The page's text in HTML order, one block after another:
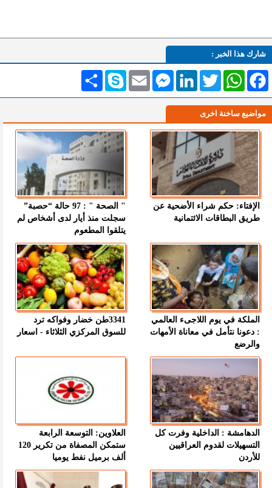
شارك هذا الخبر :
انشر Skype Email
MessengerLinkedInTwitterWhatsAppFacebook
مواضيع ساخنة اخرى
الإفتاء: حكم شراء الأضحية عن
طريق البطاقات الائتمانية
" الصحة " : 97 حالة “حصبة”
سجلت منذ أيار لدى أشخاص لم
يتلقوا المطعوم
الملكة في يوم اللاجىء العالمي
: دعونا نتأمل في معاناة الأمهات
والرضع
3341طن خضار وفواكه ترد
للسوق المركزي الثلاثاء - اسعار
الدهامشة : الداخلية وفرت كل
التسهيلات لقدوم العراقيين
للأردن
العلاوين: التوسعة الرابعة
ستمكن المصفاة من تكرير 120
ألف برميل نفط يوميا